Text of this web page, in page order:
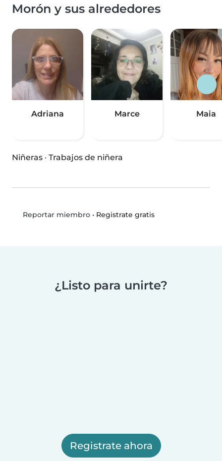
Morón y sus alrededores
Adriana Marce Maia
Niñeras · Trabajos de niñera
Reportar miembro• Registrate gratis
¿Listo para unirte?
Registrate ahora